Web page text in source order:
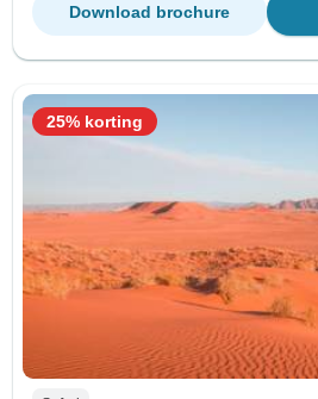
Download brochure
25% korting